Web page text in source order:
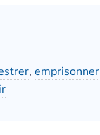
, emprisonner